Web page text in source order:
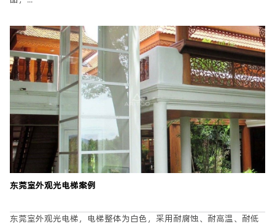
我是* 业主 设计师 代理合作
留言
提交
东莞室外观光电梯案例
东莞室外观光电梯，电梯整体为白色，采用耐腐蚀、耐高温、耐低